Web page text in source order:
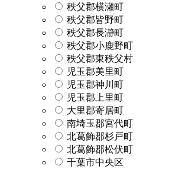
秩父郡横瀬町
秩父郡皆野町
秩父郡長瀞町
秩父郡小鹿野町
秩父郡東秩父村
児玉郡美里町
児玉郡神川町
児玉郡上里町
大里郡寄居町
南埼玉郡宮代町
北葛飾郡杉戸町
北葛飾郡松伏町
千葉市中央区